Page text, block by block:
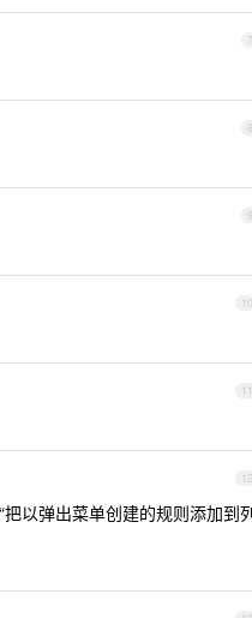
7
8
9
10
11
12
以弹出菜单创建的规则添加到